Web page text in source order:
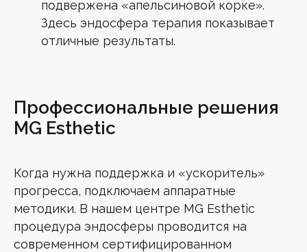
подвержена «апельсиновой корке».
Здесь эндосфера терапия показывает
отличные результаты.
Профессиональные решения
MG Esthetic
Когда нужна поддержка и «ускоритель»
прогресса, подключаем аппаратные
методики. В нашем центре MG Esthetic
процедура эндосферы проводится на
современном сертифицированном